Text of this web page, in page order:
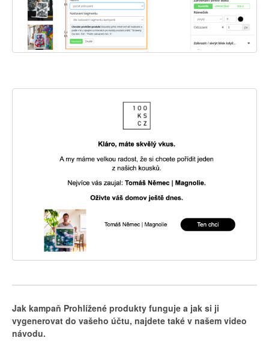
Jak kampaň Prohlížené produkty funguje a jak si ji
vygenerovat do vašeho účtu, najdete také v našem video
návodu.